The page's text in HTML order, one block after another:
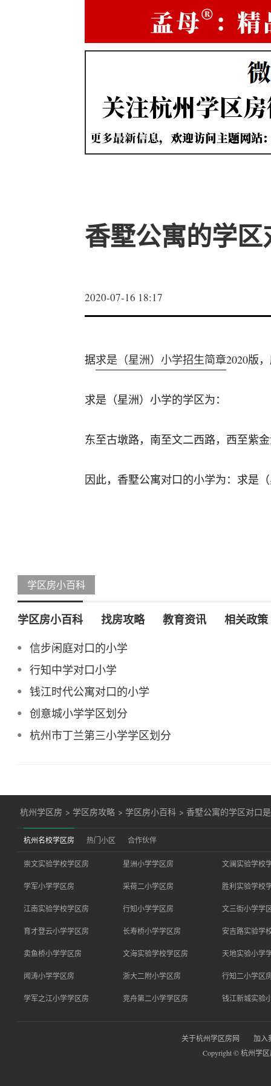
香墅公寓的学
2020-07-16 18:17
据求是（星洲）小学招生简章2020版
求是（星洲）小学的学区为：
东至古墩路，南至文二西路，西至紫
因此，香墅公寓对口的小学为：求是
学区房小百科
学区房小百科 找房攻略 教育资讯 相关政策
信步闲庭对口的小学
行知中学对口小学
钱江时代公寓对口的小学
创意城小学学区划分
杭州市丁兰第三小学学区划分
杭州学区房 > 学区房攻略 > 学区房小百科 >香墅公寓的学区对口
杭州名校学区房 热门小区 合作伙伴
崇文实验学校学区房 星洲小学学区房 文澜实验学校
学军小学学区房 采荷二小学区房 胜利实验学校
江南实验学校学区房 行知小学学区房 文三街小学学
育才登云小学学区房 长寿桥小学学区房 安吉路实验学
卖鱼桥小学学区房 文海实验学校学区房 天地实验小学
闻涛小学学区房 浙大二附小学区房 行知二小学区
学军之江小学学区房 竞舟第二小学学区房 钱江新城实验
关于杭州学区房网
加入
Copyright © 杭州学